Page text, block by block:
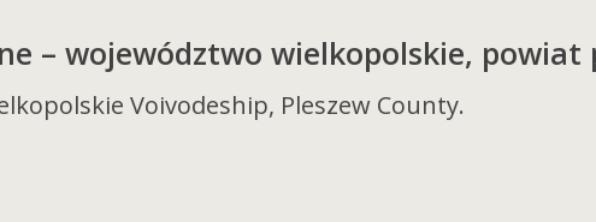
– województwo wielkopolskie, powiat
Voivodeship, Pleszew County.